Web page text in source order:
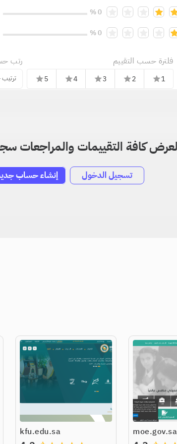
0 %
0 %
فلترة حسب التقييم
1
star
2
star
3
star
4
star
5
star
رتب
لعرض كافة التقييمات والمراجعات
تسجيل الدخول إنشاء حساب
moe.gov.sa
kfu.edu.sa